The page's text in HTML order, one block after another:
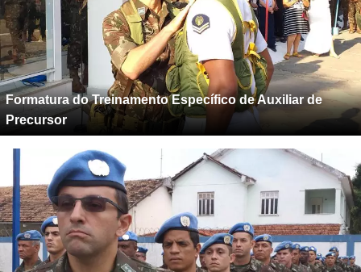
Formatura do Treinamento Específico de Auxiliar de
Precursor